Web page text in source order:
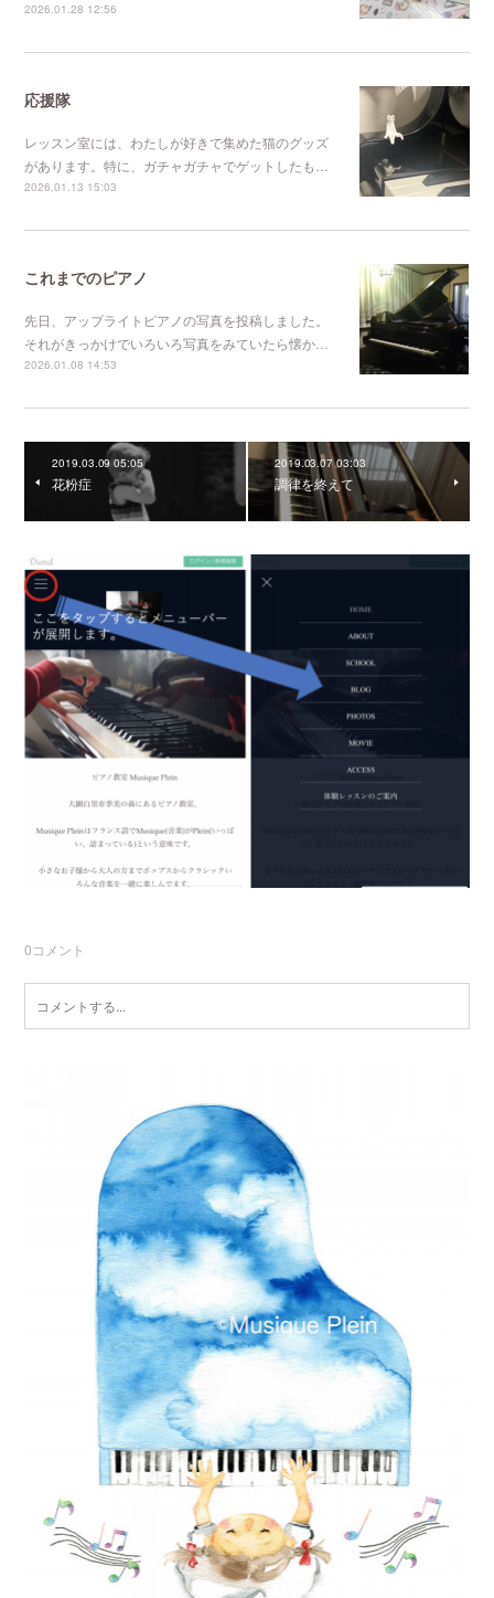
2026.01.28 12:56
応援隊
レッスン室には、わたしが好きで集めた猫のグッズ
があります。特に、ガチャガチャでゲットしたも…
2026.01.13 15:03
これまでのピアノ
先日、アップライトピアノの写真を投稿しました。
それがきっかけでいろいろ写真をみていたら懐か…
2026.01.08 14:53
2019.03.09 05:05
花粉症
2019.03.07 03:03
調律を終えて
0コメント